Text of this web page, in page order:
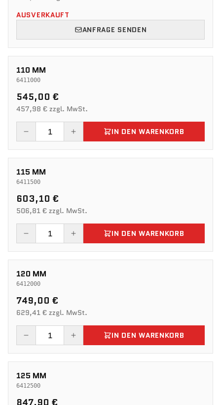
AUSVERKAUFT
ANFRAGE SENDEN
110 MM
6411000
545,00 €
457,98 € zzgl. MwSt.
IN DEN WARENKORB
115 MM
6411500
603,10 €
506,81 € zzgl. MwSt.
IN DEN WARENKORB
120 MM
6412000
749,00 €
629,41 € zzgl. MwSt.
IN DEN WARENKORB
125 MM
6412500